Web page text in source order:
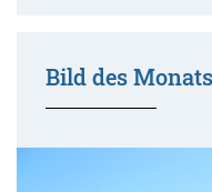
Bild des Monats